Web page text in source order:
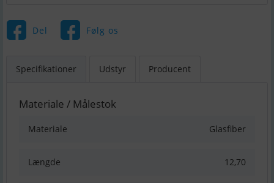
Del Følg os
Specifikationer Udstyr Producent
Materiale / Målestok
Materiale Glasfiber
Længde 12,70